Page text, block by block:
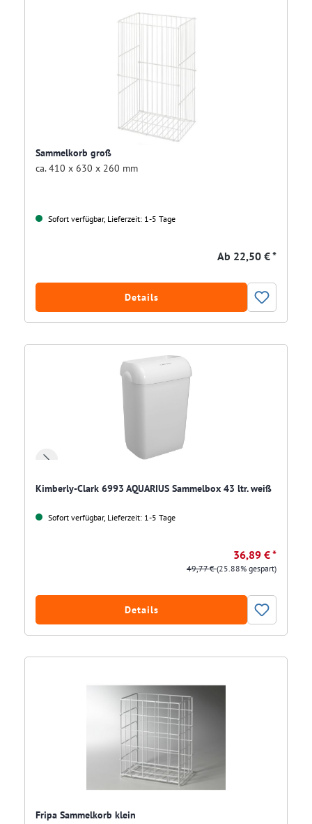
Sammelkorb groß
ca. 410 x 630 x 260 mm
Sofort verfügbar, Lieferzeit: 1-5 Tage
Ab 22,50 € *
Details
Kimberly-Clark 6993 AQUARIUS Sammelbox 43 ltr. weiß
Sofort verfügbar, Lieferzeit: 1-5 Tage
36,89 € *
49,77 €(25.88% gespart)
Details
Fripa Sammelkorb klein